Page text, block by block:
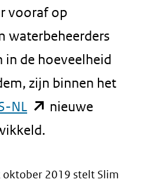
vooraf op
waterbeheerders
in de hoeveelheid
zijn binnen het
NL (opent
in
venster)
nieuwe
2019 stelt Slim